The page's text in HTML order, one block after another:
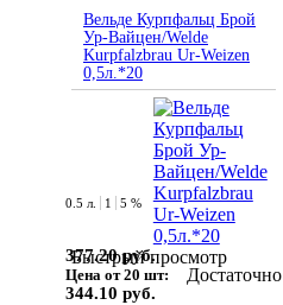
Вельде Курпфальц Брой
Ур-Вайцен/Welde
Kurpfalzbrau Ur-Weizen
0,5л.*20
Быстрый просмотр
0.5 л. 1 5 %
377.20 руб.
Цена от 20 шт:
344.10 руб.
Достаточно